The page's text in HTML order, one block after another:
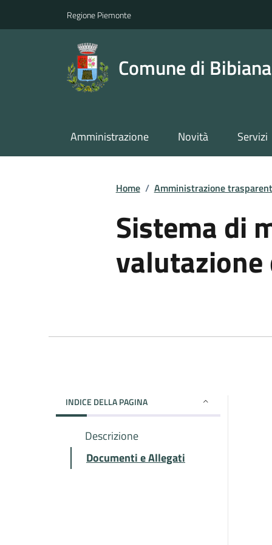
Regione Piemonte
Comune di Bibiana
Amministrazione Novità Servizi
Home / Amministrazione
Sistema di
INDICE DELLA PAGINA
Descrizione
Documenti e Allegati